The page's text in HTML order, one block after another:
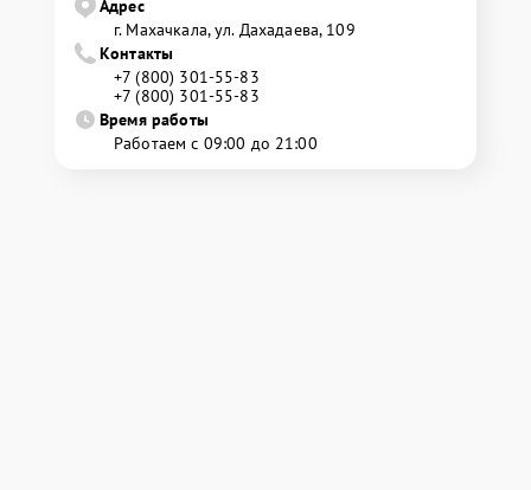
Адрес
г. Махачкала, ул. Дахадаева, 109
Контакты
+7 (800) 301-55-83
+7 (800) 301-55-83
Время работы
Работаем с 09:00 до 21:00